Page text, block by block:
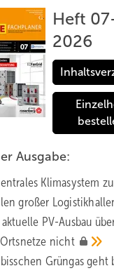
Heft
2026
Ausgabe:
Klimasystem
großer
aktuelle PV-Ausbau
nicht
Grüngas geht